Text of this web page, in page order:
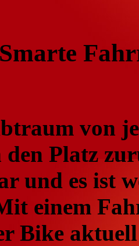
von
Platz
und es ist
einem
Bike